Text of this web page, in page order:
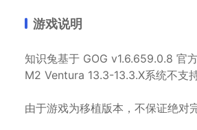
游戏说明
知识兔基于 GOG v1.6.659.0.8 官
M2 Ventura 13.3-13.3.X系统不支持
由于游戏为移植版本，不保证绝对